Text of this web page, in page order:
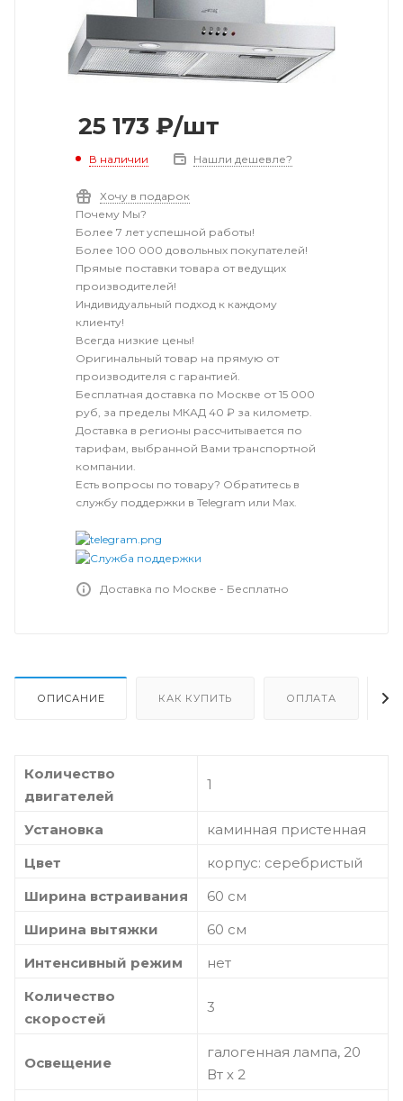
25 173 ₽/шт
В наличии Нашли дешевле?
Хочу в подарок
Почему Мы?
Более 7 лет успешной работы!
Более 100 000 довольных покупателей!
Прямые поставки товара от ведущих
производителей!
Индивидуальный подход к каждому
клиенту!
Всегда низкие цены!
Оригинальный товар на прямую от
производителя с гарантией.
Бесплатная доставка по Москве от 15 000
руб, за пределы МКАД 40 ₽ за километр.
Доставка в регионы рассчитывается по
тарифам, выбранной Вами транспортной
компании.
Есть вопросы по товару? Обратитесь в
службу поддержки в Telegram или Max.
Доставка по Москве - Бесплатно
ОПИСАНИЕ КАК КУПИТЬ ОПЛАТА
Количество
двигателей
1
Установка
каминная пристенная
Цвет
корпус: серебристый
Ширина встраивания
60 см
Ширина вытяжки
60 см
Интенсивный режим
нет
Количество
скоростей
3
Освещение
галогенная лампа, 20
Вт х 2